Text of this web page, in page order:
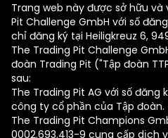
Trang web này được sở hữu và
Pit Challenge GmbH với số
chỉ đăng ký tại Heiligkreuz 6,
The Trading Pit Challenge
đoàn Trading Pit ("Tập đoàn
sau:
The Trading Pit AG với số đăng
công ty cổ phần của Tập đoàn.
The Trading Pit Champions
0002.693.413-9 cung cấp dịch